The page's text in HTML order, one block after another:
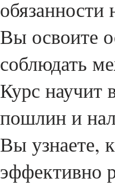
обязанности
Вы освоите
соблюдать
Курс научит
пошлин и
Вы узнаете,
эффективно